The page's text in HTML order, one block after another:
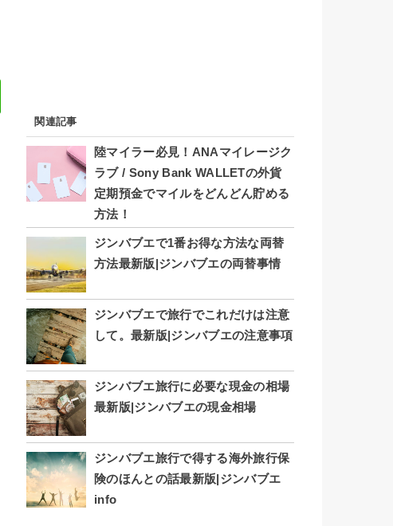
関連記事
陸マイラー必見！ANAマイレージク
ラブ / Sony Bank WALLETの外貨
定期預金でマイルをどんどん貯める
方法！
ジンバブエで1番お得な方法な両替
方法最新版|ジンバブエの両替事情
ジンバブエで旅行でこれだけは注意
して。最新版|ジンバブエの注意事項
ジンバブエ旅行に必要な現金の相場
最新版|ジンバブエの現金相場
ジンバブエ旅行で得する海外旅行保
険のほんとの話最新版|ジンバブエ
info